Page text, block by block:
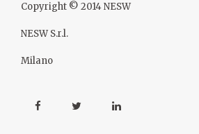
Copyright © 2014 NESW
NESW S.r.l.
Milano